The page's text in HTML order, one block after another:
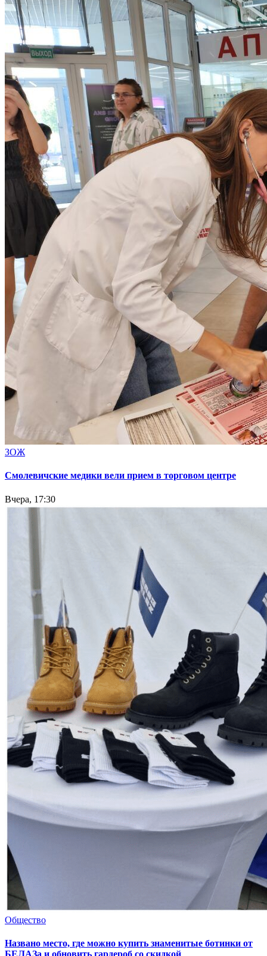
ЗОЖ
Смолевичские медики вели прием в торговом центре
Вчера, 17:30
Общество
Названо место, где можно купить знаменитые ботинки от
БЕЛАЗа и обновить гардероб со скидкой